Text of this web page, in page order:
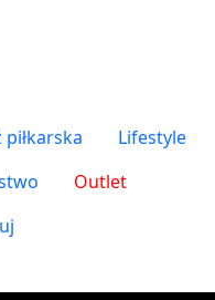
piłkarska
Lifestyle
Outlet